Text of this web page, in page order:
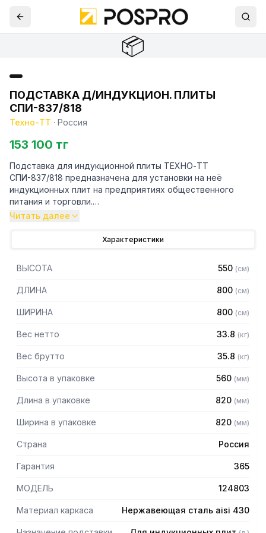
📦
ПОДСТАВКА Д/ИНДУКЦИОН. ПЛИТЫ
СПИ-837/818
Техно-ТТ · Россия
153 100 тг
Подставка для индукционной плиты ТЕХНО-ТТ
СПИ-837/818 предназначена для установки на неё
индукционных плит на предприятиях общественного
питания и торговли.
0,8 мм
— Полка из нержавеющей стали марки AISI 430 толщиной
0,8 мм
— Регулируемые опоры
Читать далее
Характеристики
ВЫСОТА 550 (см)
ДЛИНА 800 (см)
ШИРИНА 800 (см)
Вес нетто 33.8 (кг)
Вес брутто 35.8 (кг)
Высота в упаковке 560 (мм)
Длина в упаковке 820 (мм)
Ширина в упаковке 820 (мм)
Страна Россия
Гарантия 365
МОДЕЛЬ 124803
Материал каркаса Нержавеющая сталь aisi 430